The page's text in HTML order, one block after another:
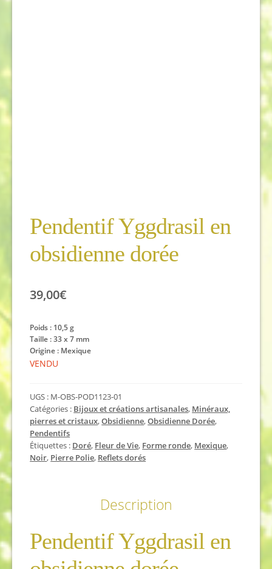
Pendentif Yggdrasil en
obsidienne dorée
39,00€
Poids : 10,5 g
Taille : 33 x 7 mm
Origine : Mexique
VENDU
UGS : M-OBS-POD1123-01
Catégories : Bijoux et créations artisanales, Minéraux,
pierres et cristaux,Obsidienne,Obsidienne Dorée,
Pendentifs
Étiquettes : Doré, Fleur de Vie, Forme ronde, Mexique,
Noir, Pierre Polie, Reflets dorés
Description
Pendentif Yggdrasil en